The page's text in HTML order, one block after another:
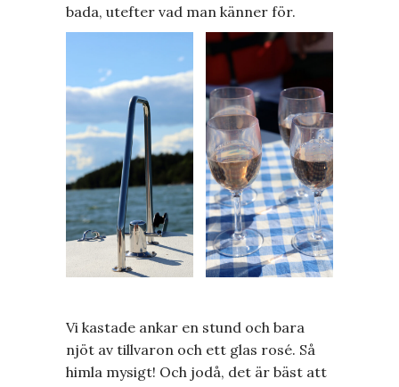
bada, utefter vad man känner för.
Vi kastade ankar en stund och bara
njöt av tillvaron och ett glas rosé. Så
himla mysigt! Och jodå, det är bäst att